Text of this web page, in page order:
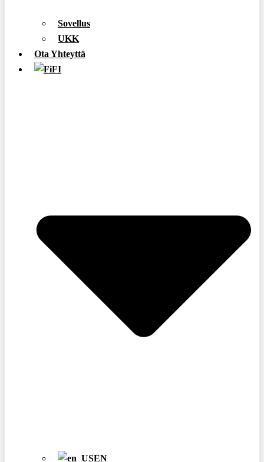
Sovellus
UKK
Ota Yhteyttä
FI
EN